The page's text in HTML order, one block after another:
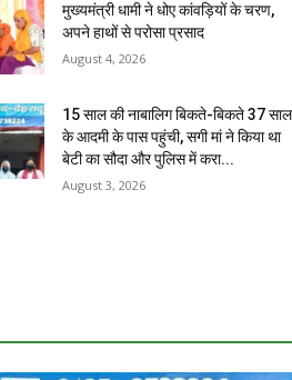
मुख्यमंत्री धामी ने धोए कांवड़ियों के चरण,
अपने हाथों से परोसा प्रसाद
August 4, 2026
15 साल की नाबालिग बिकते-बिकते 37 साल
के आदमी के पास पहुंची, सगी मां ने किया था
बेटी का सौदा और पुलिस में करा...
August 3, 2026